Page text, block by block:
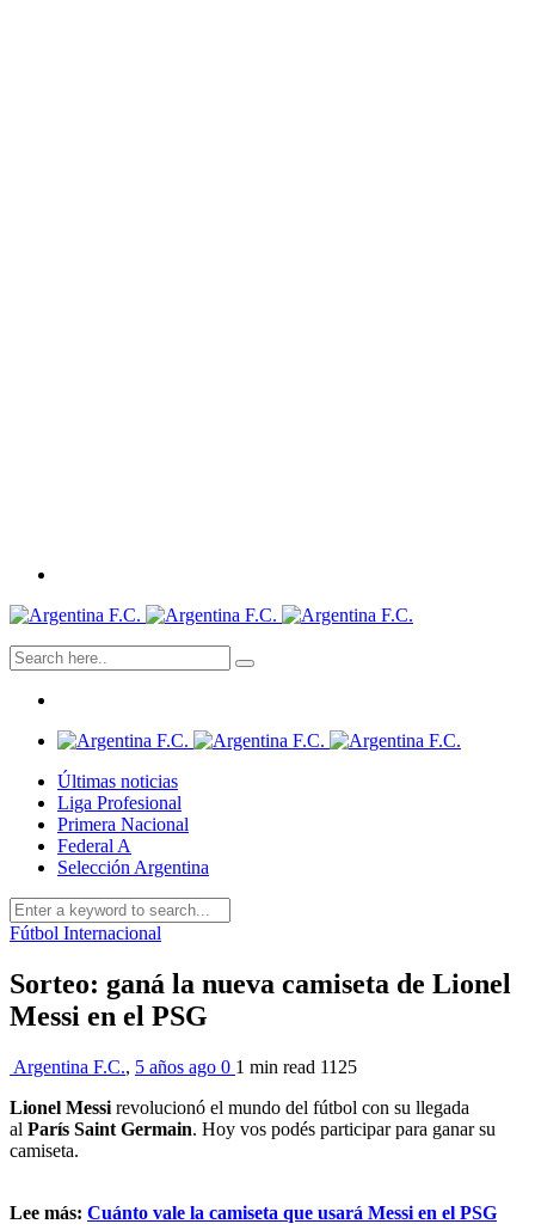
Últimas noticias
Liga Profesional
Primera Nacional
Federal A
Selección Argentina
Fútbol Internacional
Sorteo: ganá la nueva camiseta de Lionel
Messi en el PSG
Argentina F.C., 5 años ago 0 1 min read 1125
Lionel Messi revolucionó el mundo del fútbol con su llegada
al París Saint Germain. Hoy vos podés participar para ganar su
camiseta.
Lee más: Cuánto vale la camiseta que usará Messi en el PSG